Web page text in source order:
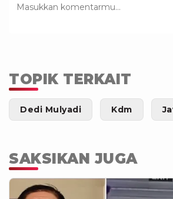
TOPIK TERKAIT
Dedi Mulyadi Kdm
SAKSIKAN JUGA